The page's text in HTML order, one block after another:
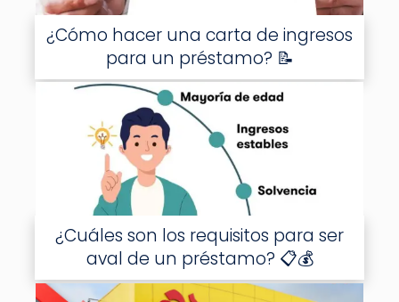
¿Cómo hacer una carta de ingresos
para un préstamo? 📝
¿Cuáles son los requisitos para ser
aval de un préstamo? 📋💰